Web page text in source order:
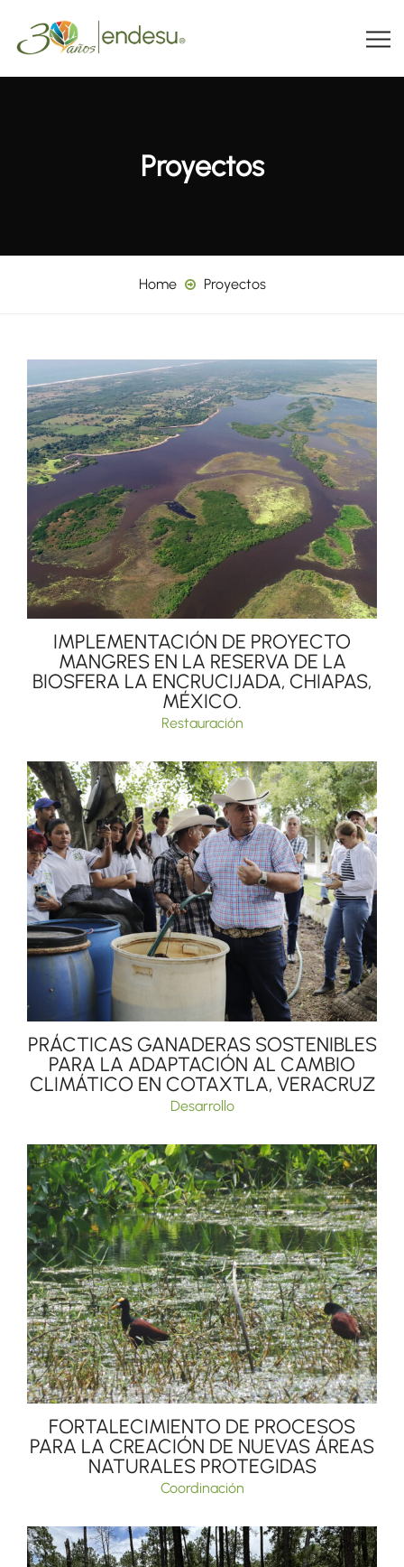
Proyectos
Home Proyectos
IMPLEMENTACIÓN DE PROYECTO
MANGRES EN LA RESERVA DE LA
BIOSFERA LA ENCRUCIJADA, CHIAPAS,
MÉXICO.
Restauración
PRÁCTICAS GANADERAS SOSTENIBLES
PARA LA ADAPTACIÓN AL CAMBIO
CLIMÁTICO EN COTAXTLA, VERACRUZ
Desarrollo
FORTALECIMIENTO DE PROCESOS
PARA LA CREACIÓN DE NUEVAS ÁREAS
NATURALES PROTEGIDAS
Coordinación